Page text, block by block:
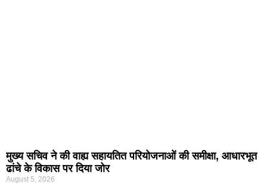
मुख्य सचिव ने की वाह्य सहायतित परियोजनाओं की समीक्षा, आधारभूत
ढांचे के विकास पर दिया जोर
August 5, 2026